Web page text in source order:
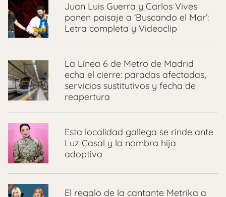
Juan Luis Guerra y Carlos Vives
ponen paisaje a ‘Buscando el Mar’:
Letra completa y Videoclip
La Línea 6 de Metro de Madrid
echa el cierre: paradas afectadas,
servicios sustitutivos y fecha de
reapertura
Esta localidad gallega se rinde ante
Luz Casal y la nombra hija
adoptiva
El regalo de la cantante Metrika a